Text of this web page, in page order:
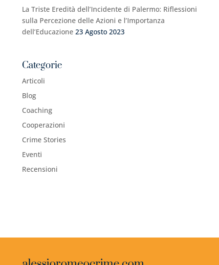
La Triste Eredità dell’Incidente di Palermo: Riflessioni
sulla Percezione delle Azioni e l’Importanza
dell’Educazione 23 Agosto 2023
Categorie
Articoli
Blog
Coaching
Cooperazioni
Crime Stories
Eventi
Recensioni